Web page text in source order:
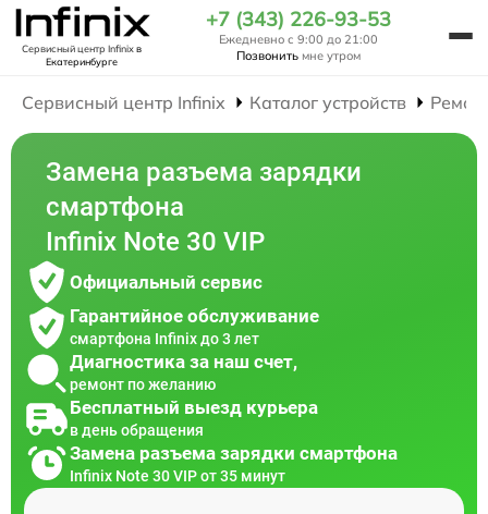
Сервисный центр Infinixв
Екатеринбурге
+7 (343) 226-93-53
Ежедневно с 9:00 до 21:00
Позвонить мне утром
Сервисный центр Infinix Каталог устройств
Замена разъема зарядки
смартфона
Infinix Note 30 VIP
Официальный сервис
Гарантийное обслуживание
смартфона Infinix до 3 лет
Диагностика за наш счет,
ремонт по желанию
Бесплатный выезд курьера
в день обращения
Замена разъема зарядки смартфона
Infinix Note 30 VIP от 35 минут